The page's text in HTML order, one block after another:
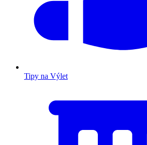
Tipy na Výlet